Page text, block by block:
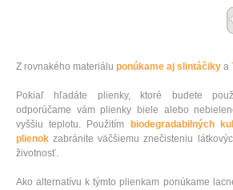
Z rovnakého materiálu ponúkame aj slintáčiky a
Pokiaľ hľadáte plienky, ktoré budete
odporúčame vám plienky biele alebo
vyššiu teplotu. Použitím biodegradabilných
plienok zabránite väčšiemu znečisteniu
životnosť.
Ako alternatívu k týmto plienkam ponúkame